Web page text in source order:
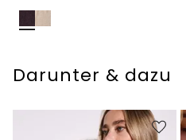
Darunter & dazu